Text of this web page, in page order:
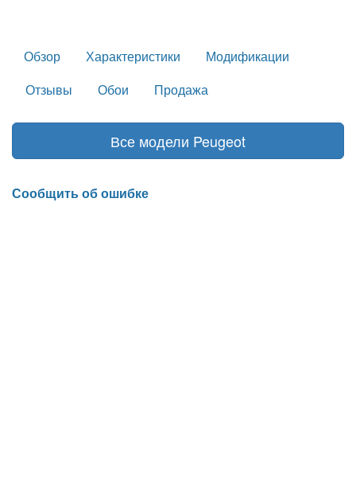
Обзор Характеристики
Модификации
Отзывы
Обои Продажа
Все модели Peugeot
Сообщить об ошибке